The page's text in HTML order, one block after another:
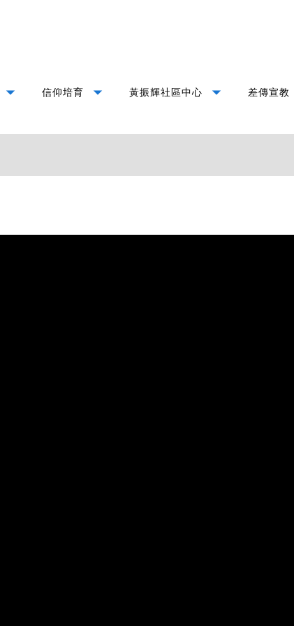
arrow_drop_down 信仰培育 arrow_drop_down 黃振輝社區中心 arrow_drop_down 差傳宣教